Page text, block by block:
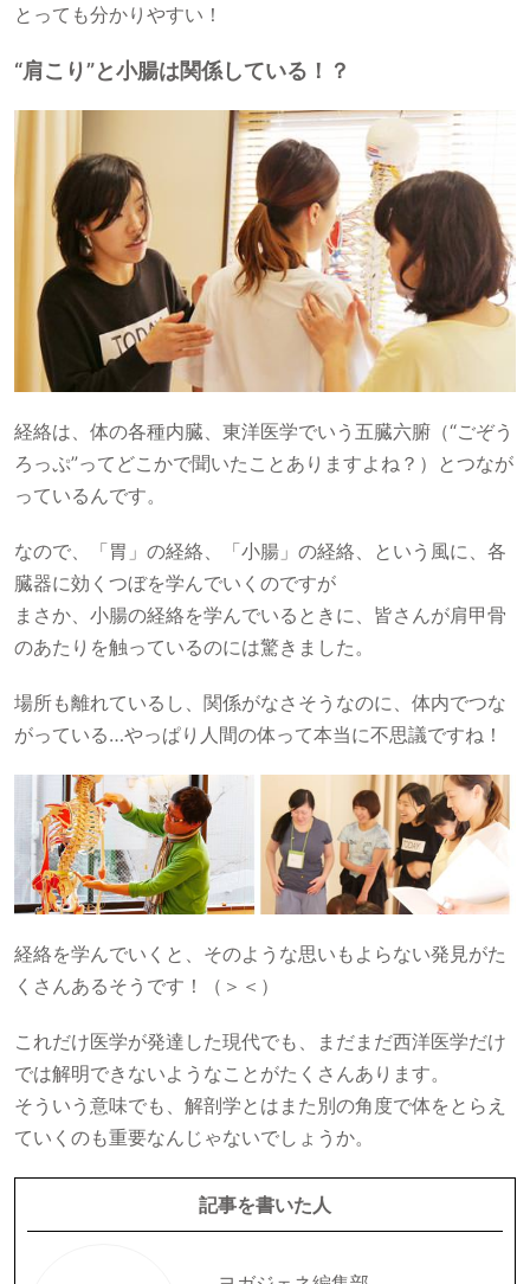
とっても分かりやすい！
“肩こり”と小腸は関係している！？
経絡は、体の各種内臓、東洋医学でいう五臓六腑（“ごぞう
ろっぷ”ってどこかで聞いたことありますよね？）とつなが
っているんです。
なので、「胃」の経絡、「小腸」の経絡、という風に、各
臓器に効くつぼを学んでいくのですが
まさか、小腸の経絡を学んでいるときに、皆さんが肩甲骨
のあたりを触っているのには驚きました。
場所も離れているし、関係がなさそうなのに、体内でつな
がっている…やっぱり人間の体って本当に不思議ですね！
経絡を学んでいくと、そのような思いもよらない発見がた
くさんあるそうです！（＞＜）
これだけ医学が発達した現代でも、まだまだ西洋医学だけ
では解明できないようなことがたくさんあります。
そういう意味でも、解剖学とはまた別の角度で体をとらえ
ていくのも重要なんじゃないでしょうか。
記事を書いた人